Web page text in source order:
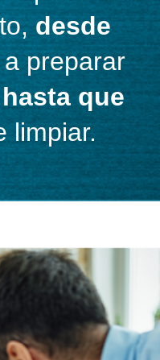
desde
preparar
hasta que
limpiar.